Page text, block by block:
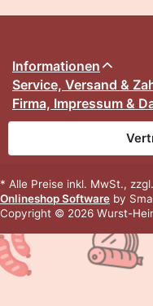
Informationen
Service, Versand &
Firma, Impressum &
* Alle Preise inkl. MwSt., zzgl.
Onlineshop Software by
Copyright © 2026 Wurst-